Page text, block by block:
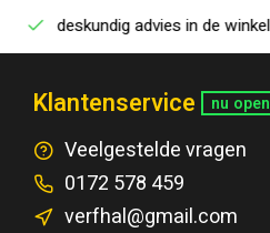
deskundig advies in de winkel
Klantenservice nu open
Veelgestelde vragen
0172 578 459
verfhal@gmail.com